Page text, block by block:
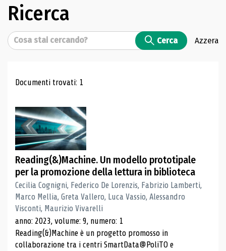
Ricerca
Cerca Cerca Azzera
Risultati di ricerca
Documenti trovati: 1
Reading(&)Machine. Un modello prototipale
per la promozione della lettura in biblioteca
Cecilia Cognigni, Federico De Lorenzis, Fabrizio Lamberti,
Marco Mellia, Greta Vallero, Luca Vassio, Alessandro
Visconti, Maurizio Vivarelli
anno: 2023, volume: 9, numero: 1
Reading(&)Machine è un progetto promosso in
collaborazione tra i centri SmartData@PoliTO e